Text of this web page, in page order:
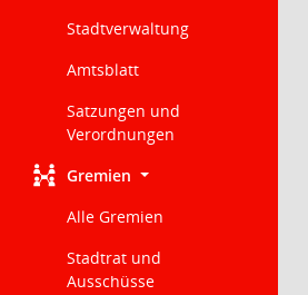
Stadtverwaltung
Amtsblatt
Satzungen und
Verordnungen
Gremien
Alle Gremien
Stadtrat und
Ausschüsse